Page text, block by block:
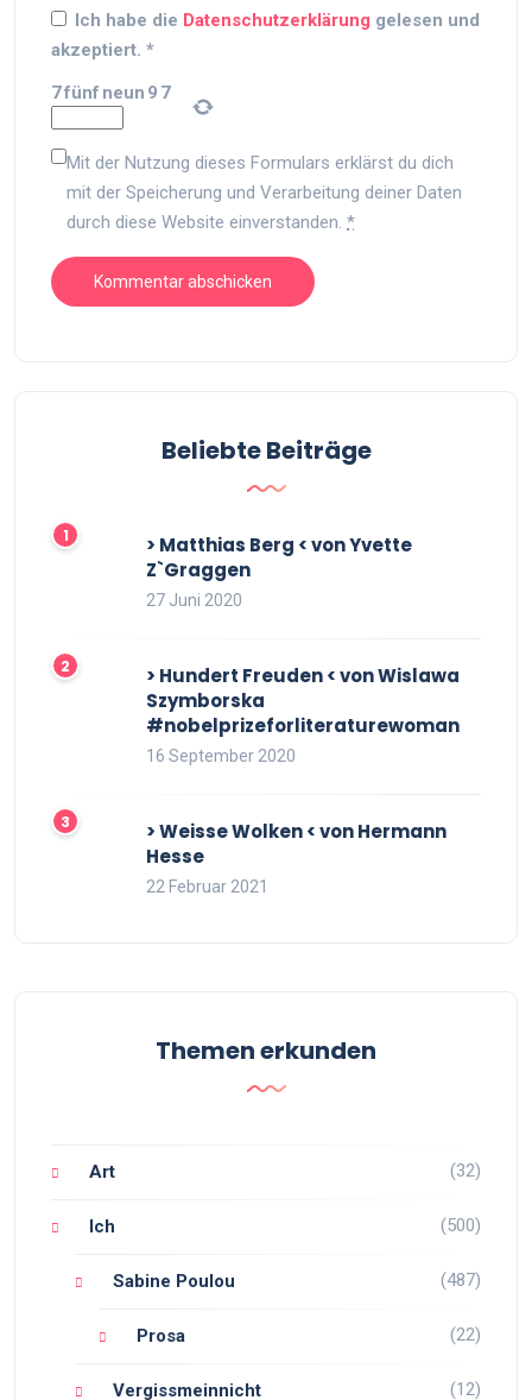
Ich habe die Datenschutzerklärung gelesen und
akzeptiert. *
7fünf neun 9 7
Mit der Nutzung dieses Formulars erklärst du dich
mit der Speicherung und Verarbeitung deiner Daten
durch diese Website einverstanden. *
Beliebte Beiträge
> Matthias Berg < von Yvette
Z`Graggen
27 Juni 2020
> Hundert Freuden < von Wislawa
Szymborska
#nobelprizeforliteraturewoman
16 September 2020
> Weisse Wolken < von Hermann
Hesse
22 Februar 2021
Themen erkunden
Art (32)
Ich (500)
Sabine Poulou (487)
Prosa (22)
Vergissmeinnicht (12)